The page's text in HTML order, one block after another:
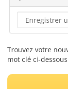
Trouvez votre
mot clé ci-